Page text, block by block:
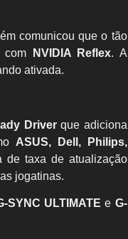
comunicou que o tão
com NVIDIA Reflex. A
ativada.
Driverque adiciona
ASUS, Dell, Philips,
de taxa de atualização
jogatinas.
SYNC ULTIMATE e G-